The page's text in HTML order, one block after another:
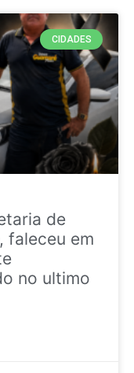
CIDADES
de
faleceu em
no ultimo